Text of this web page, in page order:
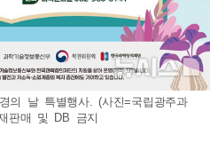
의 날 특별행사. (사진=국립광주과
판매 및 DB 금지